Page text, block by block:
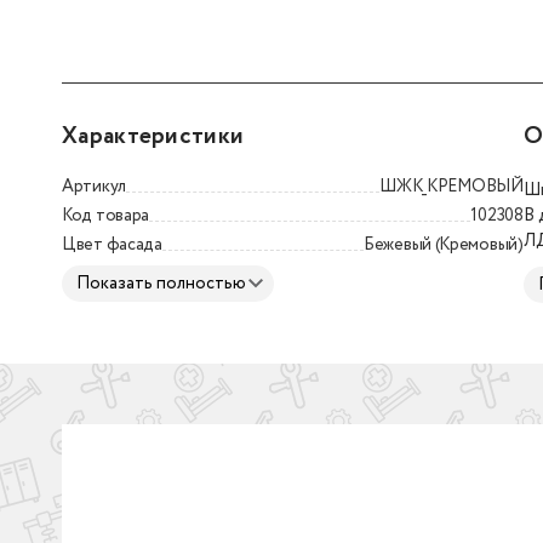
Характеристики
Артикул
ШЖК_КРЕМОВЫЙ
Код товара
102308
Цвет фасада
Бежевый (Кремовый)
Показать полностью
В